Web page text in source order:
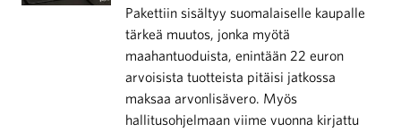
Pakettiin sisältyy suomalaiselle kaupalle
tärkeä muutos, jonka myötä
maahantuoduista, enintään 22 euron
arvoisista tuotteista pitäisi jatkossa
maksaa arvonlisävero. Myös
hallitusohjelmaan viime vuonna kirjattu